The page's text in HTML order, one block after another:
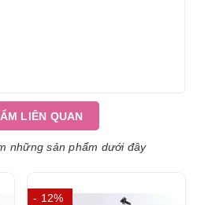
LIÊN QUAN
những sản phẩm dưới đây
- 12%